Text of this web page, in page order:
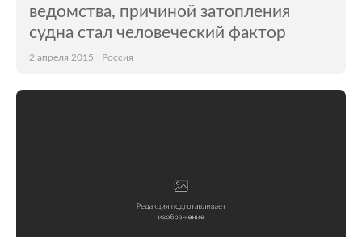
ведомства, причиной затопления
судна стал человеческий фактор
2 апреля 2015 Россия